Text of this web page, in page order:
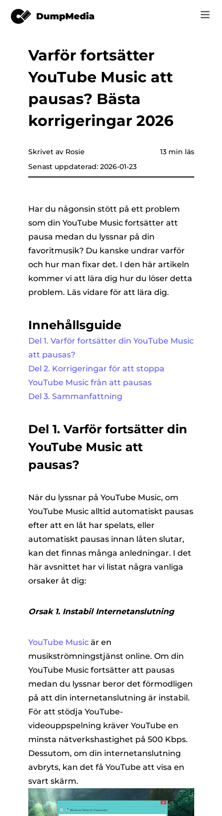
Music
som helst
Video
Online-verktyg
Spotify till mp3
YouTube Musik till MP3
HITTA BUTIK
Support
Logga in
Registrera
Varför fortsätter
YouTube Music att
pausas? Bästa
korrigeringar 2026
Skrivet av Rosie
Senast uppdaterad: 2026-01-23
13 min läs
Har du någonsin stött på ett problem
som din YouTube Music fortsätter att
pausa medan du lyssnar på din
favoritmusik? Du kanske undrar varför
och hur man fixar det. I den här artikeln
kommer vi att lära dig hur du löser detta
problem. Läs vidare för att lära dig.
Innehållsguide
Del 1. Varför fortsätter din YouTube Music
att pausas?
Del 2. Korrigeringar för att stoppa
YouTube Music från att pausas
Del 3. Sammanfattning
Del 1. Varför fortsätter din
YouTube Music att
pausas?
När du lyssnar på YouTube Music, om
YouTube Music alltid automatiskt pausas
efter att en låt har spelats, eller
automatiskt pausas innan låten slutar,
kan det finnas många anledningar. I det
här avsnittet har vi listat några vanliga
orsaker åt dig:
Orsak 1. Instabil Internetanslutning
YouTube Musicär en
musikströmningstjänst online. Om din
YouTube Music fortsätter att pausas
medan du lyssnar beror det förmodligen
på att din internetanslutning är instabil.
För att stödja YouTube-
videouppspelning kräver YouTube en
minsta nätverkshastighet på 500 Kbps.
Dessutom, om din internetanslutning
avbryts, kan det få YouTube att visa en
svart skärm.